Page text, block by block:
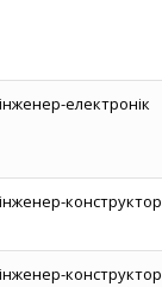
інженер-електронік
інженер-конструктор
інженер-конструктор